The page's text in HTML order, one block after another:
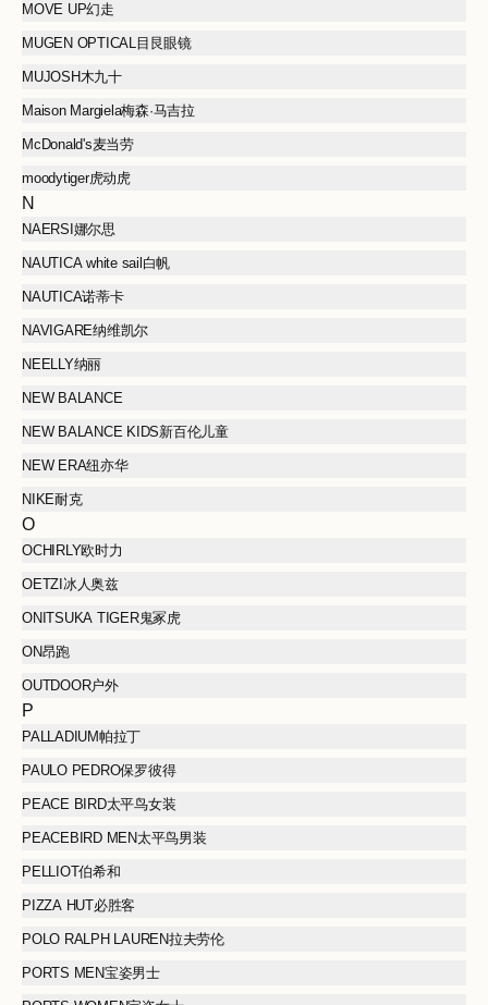
MOVE UP幻走
MUGEN OPTICAL目艮眼镜
MUJOSH木九十
Maison Margiela梅森·马吉拉
McDonald's麦当劳
moodytiger虎动虎
N
NAERSI娜尔思
NAUTICA white sail白帆
NAUTICA诺蒂卡
NAVIGARE纳维凯尔
NEELLY纳丽
NEW BALANCE
NEW BALANCE KIDS新百伦儿童
NEW ERA纽亦华
NIKE耐克
O
OCHIRLY欧时力
OETZI冰人奥兹
ONITSUKA TIGER鬼冢虎
ON昂跑
OUTDOOR户外
P
PALLADIUM帕拉丁
PAULO PEDRO保罗彼得
PEACE BIRD太平鸟女装
PEACEBIRD MEN太平鸟男装
PELLIOT伯希和
PIZZA HUT必胜客
POLO RALPH LAUREN拉夫劳伦
PORTS MEN宝姿男士